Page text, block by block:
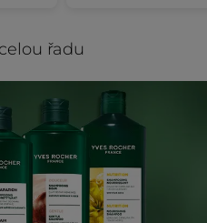
s uzávěrem nahoře.
řadu